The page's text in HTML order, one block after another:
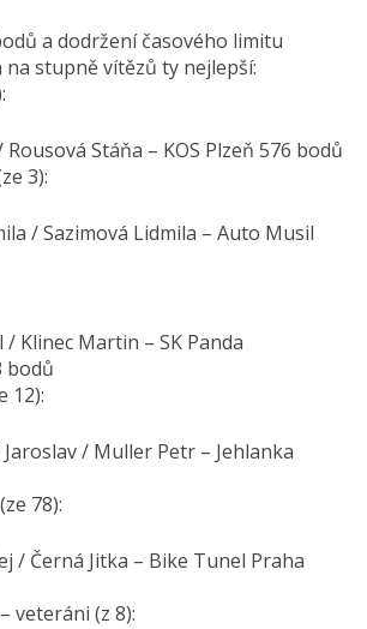
a dodržení časového limitu
na stupně vítězů ty nejlepší:
Rousová Stáňa – KOS Plzeň 576 bodů
3):
/ Sazimová Lidmila – Auto Musil
/ Klinec Martin – SK Panda
bodů
12):
/ Muller Petr – Jehlanka
78):
/ Černá Jitka – Bike Tunel Praha
veteráni (z 8):